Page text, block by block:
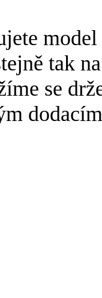
tak
se